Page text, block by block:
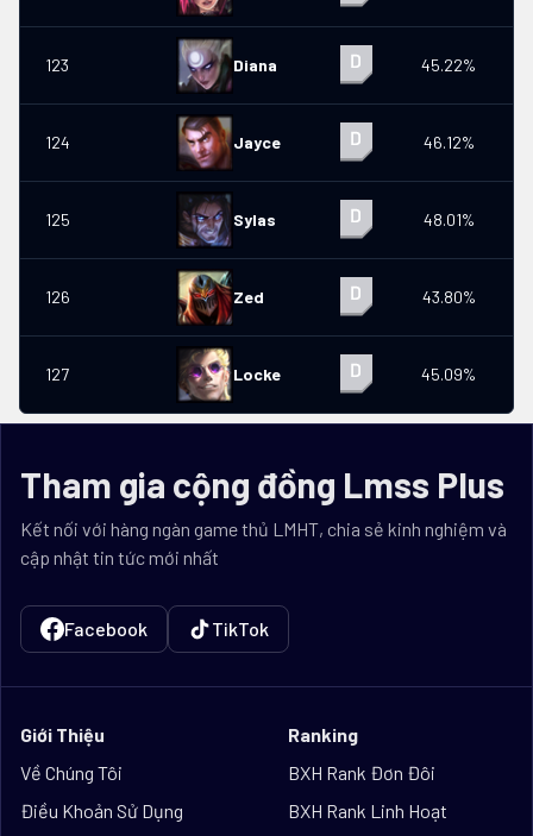
123 Diana 45.22%
124 Jayce 46.12%
125 Sylas 48.01%
126 Zed 43.80%
127 Locke 45.09%
Tham gia cộng đồng Lmss Plus
Kết nối với hàng ngàn game thủ LMHT, chia sẻ kinh nghiệm và
cập nhật tin tức mới nhất
Facebook TikTok
Giới Thiệu
Về Chúng Tôi
Điều Khoản Sử Dụng
Ranking
BXH Rank Đơn Đôi
BXH Rank Linh Hoạt